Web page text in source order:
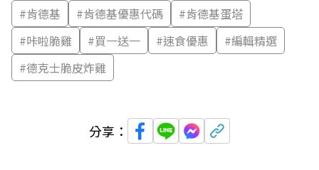
#肯德基 #肯德基優惠代碼 #肯德基蛋塔
#咔啦脆雞 #買一送一 #速食優惠 #編輯精選
#德克士脆皮炸雞
分享：